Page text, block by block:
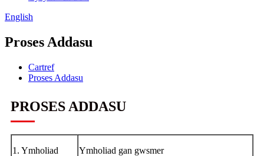
English
Proses Addasu
Cartref
Proses Addasu
PROSES ADDASU
1. Ymholiad Ymholiad gan gwsmer